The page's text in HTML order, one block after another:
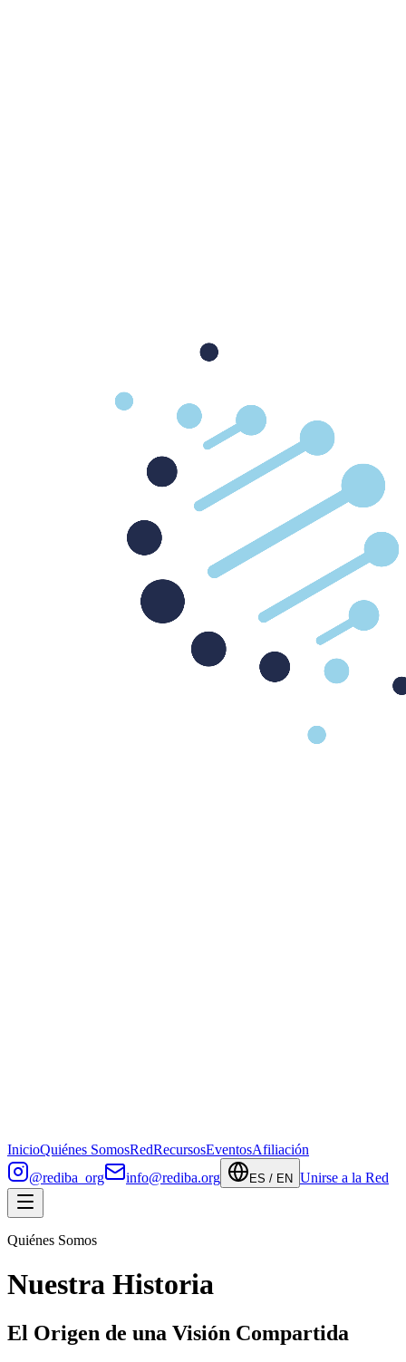
InicioQuiénes SomosRedRecursosEventosAfiliación
@rediba_org
info@rediba.org ES / EN Unirse a la Red
Quiénes Somos
Nuestra Historia
El Origen de una Visión Compartida